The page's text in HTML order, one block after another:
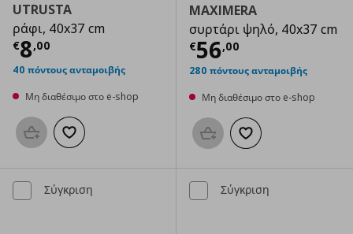
UTRUSTA
ράφι, 40x37 cm
€8,00
Τρέχουσα τιμή € 8,00
40 πόντους ανταμοιβής
Μη διαθέσιμο στο e-shop
Προσθήκη στο καλάθι
Προσθήκη στα αγαπημένα
MAXIMERA
συρτάρι ψηλό, 40x37 cm
€56,00
Τρέχουσα
280 πόντους ανταμοιβής
Μη διαθέσιμο στο e-shop
Προσθήκη στο καλάθι
Προσθήκη στα
Σύγκριση Σύγκριση